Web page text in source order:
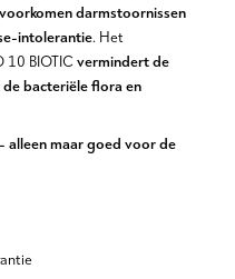
darmstoornissen
intolerantie. Het
10 BIOTIC vermindert de
bacteriële flora en
alleen maar goed voor de